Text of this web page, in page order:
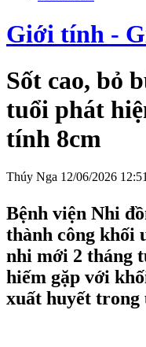
Giới tính -
Sốt cao, bỏ
tuổi phát
tính 8cm
Thúy Nga 12/06/2026 12:51
Bệnh viện Nhi
thành công khối
nhi mới 2 tháng
hiếm gặp với
xuất huyết trong